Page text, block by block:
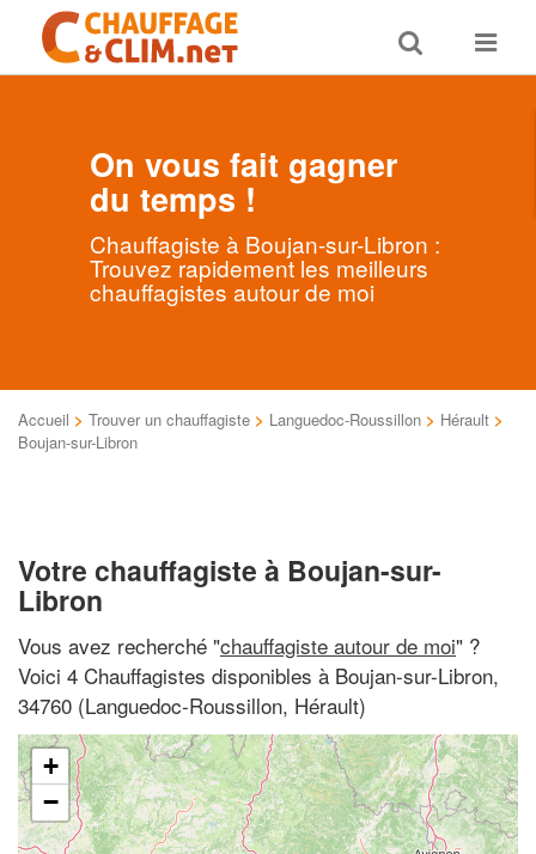
Toggle
search
Toggle
On vous fait gagner
du temps !
Chauffagiste à Boujan-sur-Libron :
Trouvez rapidement les meilleurs
chauffagistes autour de moi
Accueil > Trouver un chauffagiste > Languedoc-Roussillon > Hérault >
Boujan-sur-Libron
Votre chauffagiste à Boujan-sur-
Libron
Vous avez recherché "chauffagiste autour de moi" ?
Voici 4 Chauffagistes disponibles à Boujan-sur-Libron,
34760 (Languedoc-Roussillon, Hérault)
+
−